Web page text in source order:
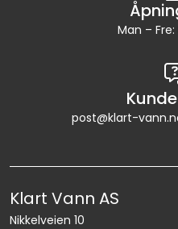
Man –
post@klart-
Klart Vann AS
Nikkelveien 10